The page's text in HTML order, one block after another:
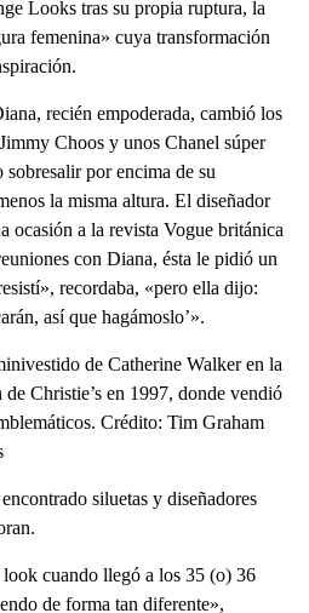
Looks tras su propia ruptura, la
femenina» cuya transformación
recién empoderada, cambió los
Choos y unos Chanel súper
por encima de su
la misma altura. El diseñador
ocasión a la revista Vogue británica
con Diana, ésta le pidió un
recordaba, «pero ella dijo:
así que hagámoslo’».
de Catherine Walker en la
de Christie’s en 1997, donde vendió
Crédito: Tim Graham
siluetas y diseñadores
cuando llegó a los 35 (o) 36
de forma tan diferente»,